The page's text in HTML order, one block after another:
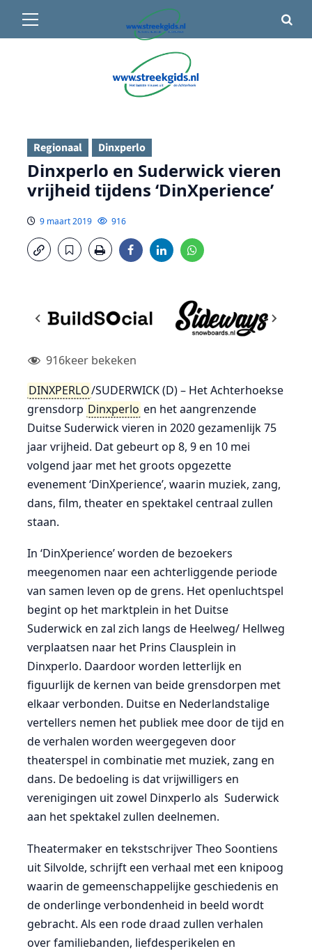
23°C• Vandaag 15° / 24°
menu
Regionaal Dinxperlo
Dinxperlo en Suderwick vieren
vrijheid tijdens ‘DinXperience’
9 maart 2019 916
916keer bekeken
DINXPERLO/SUDERWICK (D) – Het Achterhoekse
grensdorp Dinxperlo en het aangrenzende
Duitse Suderwick vieren in 2020 gezamenlijk 75
jaar vrijheid. Dat gebeurt op 8, 9 en 10 mei
volgend jaar met het groots opgezette
evenement ‘DinXperience’, waarin muziek, zang,
dans, film, theater en spektakel centraal zullen
staan.
In ‘DinXperience’ worden de bezoekers
meegenomen naar een achterliggende periode
van samen leven op de grens. Het openluchtspel
begint op het marktplein in het Duitse
Suderwick en zal zich langs de Heelweg/ Hellweg
verplaatsen naar het Prins Clausplein in
Dinxperlo. Daardoor worden letterlijk en
figuurlijk de kernen van beide grensdorpen met
elkaar verbonden. Duitse en Nederlandstalige
vertellers nemen het publiek mee door de tijd en
de verhalen worden weergegeven door
theaterspel in combinatie met muziek, zang en
dans. De bedoeling is dat vrijwilligers en
verenigingen uit zowel Dinxperlo als Suderwick
aan het spektakel zullen deelnemen.
Theatermaker en tekstschrijver Theo Soontiens
uit Silvolde, schrijft een verhaal met een knipoog
waarin de gemeenschappelijke geschiedenis en
de onderlinge verbondenheid in beeld wordt
gebracht. Als een rode draad zullen verhalen
over familiebanden, liefdesperikelen en